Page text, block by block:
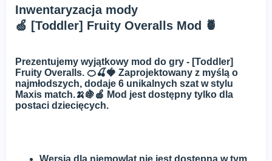
Inwentaryzacja mody
🍏 [Toddler] Fruity Overalls Mod 🍍
Prezentujemy wyjątkowy mod do gry - [Toddler]
Fruity Overalls. 🍊🍒🍓 Zaprojektowany z myślą o
najmłodszych, dodaje 6 unikalnych szat w stylu
Maxis match.🍌🍇🍎 Mod jest dostępny tylko dla
postaci dziecięcych.